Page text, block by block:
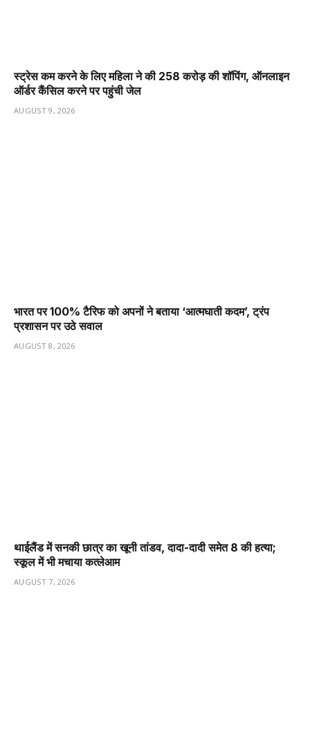
स्ट्रेस कम करने के लिए महिला ने की ₹258 करोड़ की शॉपिंग, ऑनलाइन
ऑर्डर कैंसिल करने पर पहुंची जेल
AUGUST 9, 2026
भारत पर 100% टैरिफ को अपनों ने बताया ‘आत्मघाती कदम’, ट्रंप
प्रशासन पर उठे सवाल
AUGUST 8, 2026
थाईलैंड में सनकी छात्र का खूनी तांडव, दादा-दादी समेत 8 की हत्या;
स्कूल में भी मचाया कत्लेआम
AUGUST 7, 2026